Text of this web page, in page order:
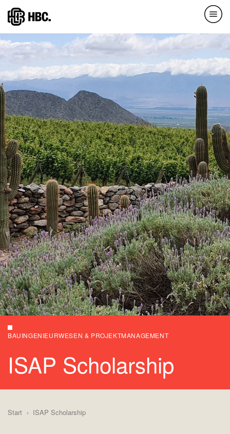
Direkt
zum
Inhalt
BAUINGENIEURWESEN & PROJEKTMANAGEMENT
ISAP Scholarship
Start ISAP Scholarship